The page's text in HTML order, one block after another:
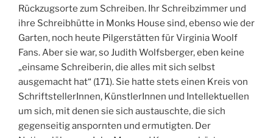
Rückzugsorte zum Schreiben. Ihr Schreibzimmer und
ihre Schreibhütte in Monks House sind, ebenso wie der
Garten, noch heute Pilgerstätten für Virginia Woolf
Fans. Aber sie war, so Judith Wolfsberger, eben keine
„einsame Schreiberin, die alles mit sich selbst
ausgemacht hat“ (171). Sie hatte stets einen Kreis von
SchriftstellerInnen, KünstlerInnen und Intellektuellen
um sich, mit denen sie sich austauschte, die sich
gegenseitig anspornten und ermutigten. Der